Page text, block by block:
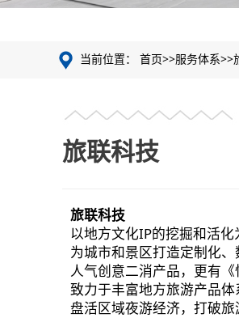
当前位置： 首页>>服务体系>>
旅联科技
旅联科技
以地方文化IP的挖掘和活化
为城市和景区打造定制化
人气创意二消产品，更有
致力于丰富地方旅游产品体
盘活区域夜游经济，打破